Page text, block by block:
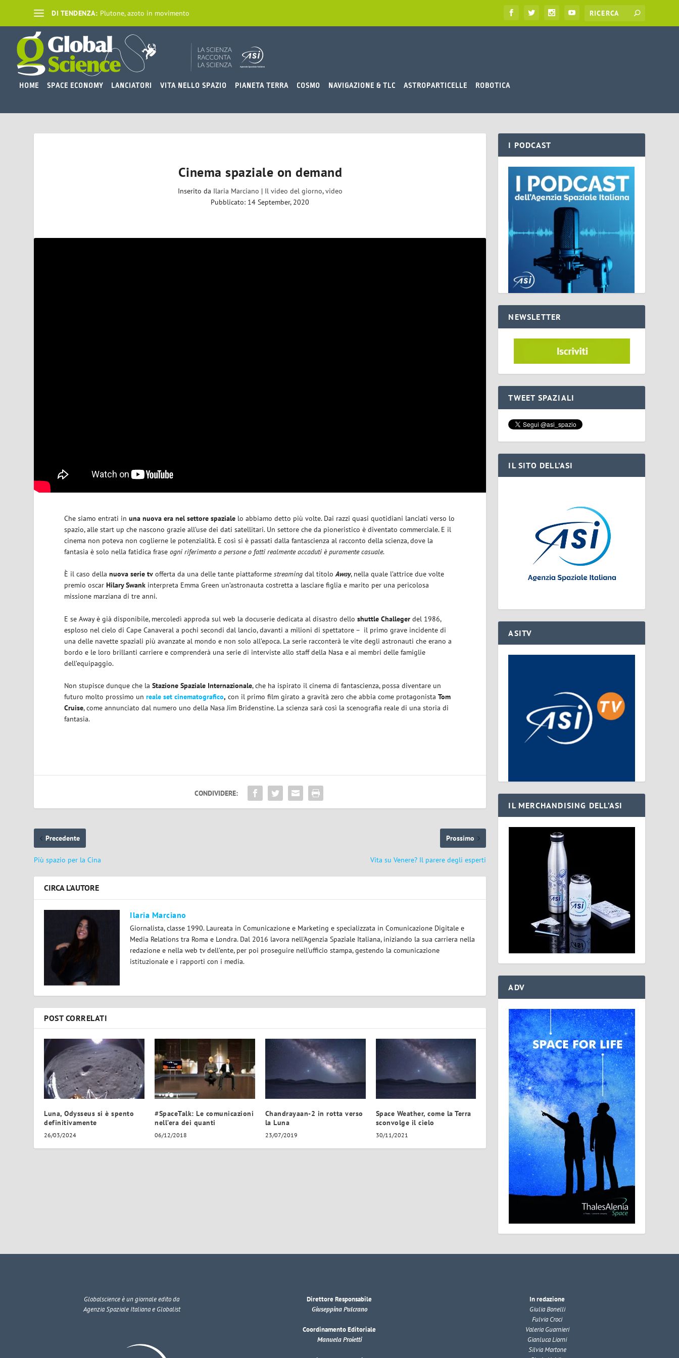
DI TENDENZA: Plutone, azoto in movimento
HOME SPACE ECONOMY LANCIATORI VITA NELLO SPAZIO PIANETA TERRA COSMO NAVIGAZIONE & TLC ASTROPARTICELLE ROBOTICA
Cinema spaziale on demand
Inserito da Ilaria Marciano | Il video del giorno,video
Pubblicato: 14 September, 2020
Che siamo entrati inuna nuova era nel settore spaziale lo abbiamo detto più volte. Dai razzi quasi quotidiani lanciati verso lo
spazio, alle start up che nascono grazie all’use dei dati satellitari. Un settore che da pioneristico è diventato commerciale. E il
cinema non poteva non coglierne le potenzialità. E così si è passati dalla fantascienza al racconto della scienza, dove la
fantasia è solo nella fatidica fraseogni riferimento a persone o fatti realmente accaduti è puramente casuale.
È il caso della nuova serie tv offerta da una delle tante piattaformestreaming dal titoloAway, nella quale l’attrice due volte
premio oscarHilary Swank interpreta Emma Green un’astronauta costretta a lasciare figlia e marito per una pericolosa
missione marziana di tre anni.
E se Away è già disponibile, mercoledì approda sul web la docuserie dedicata al disastro delloshuttle Challeger del 1986,
esploso nel cielo di Cape Canaveral a pochi secondi dal lancio, davanti a milioni di spettatore – il primo grave incidente di
una delle navette spaziali più avanzate al mondo e non solo all’epoca. La serie racconterà le vite degli astronauti che erano a
bordo e le loro brillanti carriere e comprenderà una serie di interviste allo staff della Nasa e ai membri delle famiglie
dell’equipaggio.
Non stupisce dunque che laStazione Spaziale Internazionale, che ha ispirato il cinema di fantascienza, possa diventare un
futuro molto prossimo unreale set cinematografico, con il primo film girato a gravità zero che abbia come protagonistaTom
Cruise, come annunciato dal numero uno della Nasa Jim Bridenstine. La scienza sarà così la scenografia reale di una storia di
fantasia.
CONDIVIDERE:
Precedente
Più spazio per la Cina
Prossimo
Vita su Venere? Il parere degli esperti
CIRCA L'AUTORE
Ilaria Marciano
Giornalista, classe 1990. Laureata in Comunicazione e Marketing e specializzata in Comunicazione Digitale e
Media Relations tra Roma e Londra. Dal 2016 lavora nell'Agenzia Spaziale Italiana, iniziando la sua carriera nella
redazione e nella web tv dell'ente, per poi proseguire nell'ufficio stampa, gestendo la comunicazione
istituzionale e i rapporti con i media.
POST CORRELATI
Luna, Odysseus si è spento
definitivamente
26/03/2024
#SpaceTalk: Le comunicazioni
nell’era dei quanti
06/12/2018
Chandrayaan-2 in rotta verso
la Luna
23/07/2019
Space Weather, come la Terra
sconvolge il cielo
30/11/2021
I PODCAST
NEWSLETTER
TWEET SPAZIALI
IL SITO DELL’ASI
ASITV
IL MERCHANDISING DELL’ASI
ADV
Globalscienceè un giornale edito da
Agenzia Spaziale Italiana e Globalist
Direttore Responsabile
Giuseppina Pulcrano
Coordinamento Editoriale
Manuela Proietti
In redazione
Giulia Bonelli
Fulvia Croci
Valeria Guarnieri
Gianluca Liorni
Silvia Martone